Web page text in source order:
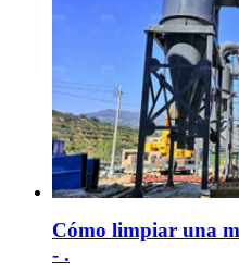
Cómo limpiar una
- .